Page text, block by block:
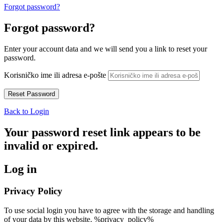
Forgot password?
Forgot password?
Enter your account data and we will send you a link to reset your
password.
Korisničko ime ili adresa e-pošte
Back to Login
Your password reset link appears to be
invalid or expired.
Log in
Privacy Policy
To use social login you have to agree with the storage and handling
of your data by this website. %privacy_policy%